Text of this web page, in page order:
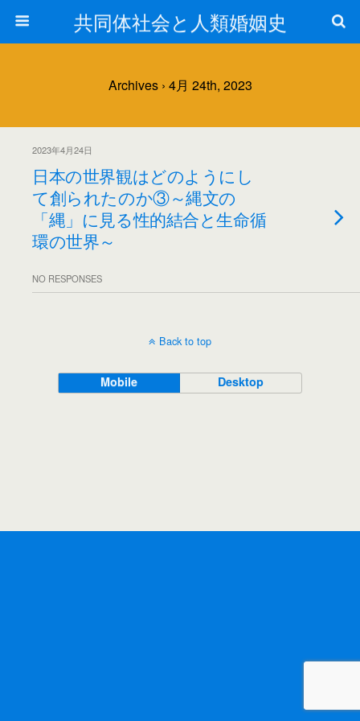
共同体社会と人類婚姻史
Archives › 4月 24th, 2023
2023年4月24日
日本の世界観はどのようにし
て創られたのか③～縄文の
「縄」に見る性的結合と生命循
環の世界～
NO RESPONSES
Back to top
Mobile Desktop